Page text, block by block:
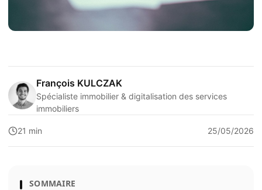
François KULCZAK
Spécialiste immobilier & digitalisation des services
immobiliers
21 min 25/05/2026
SOMMAIRE